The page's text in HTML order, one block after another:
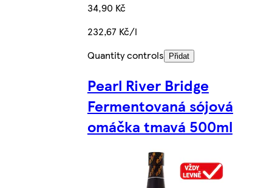
34,90 Kč
232,67 Kč/l
Quantity controls
Přidat
Pearl River Bridge
Fermentovaná sójová
omáčka tmavá 500ml